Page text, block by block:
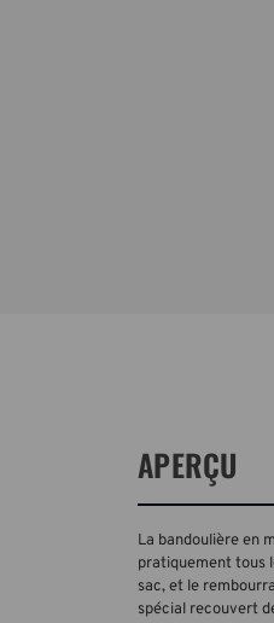
APERÇU
La bandoulière en
pratiquement tous
sac, et le
spécial recouvert